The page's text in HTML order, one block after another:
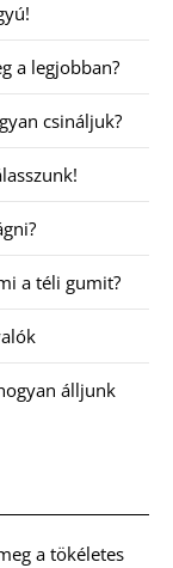
a legjobban?
csináljuk?
a téli gumit?
álljunk
a tökéletes